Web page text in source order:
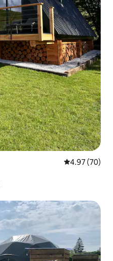
คะแนนเฉลี่ย
4.97 (70)